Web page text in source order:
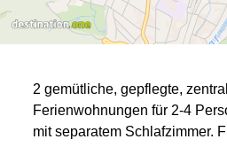
2 gemütliche, gepflegte,
Ferienwohnungen für 2-4
mit separatem Schlafzimmer.